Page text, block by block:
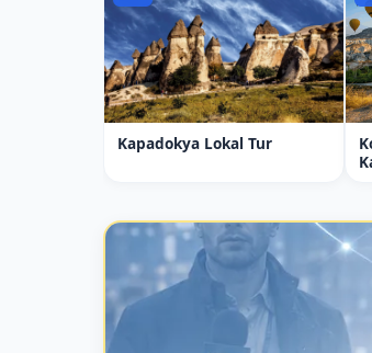
Kişiye özel VIP araç
Romantik karşılama
Beklemesiz çıkış
Özel sürüş konforu
4. Grup
Çözümleri
Kapadokya Lokal Tur